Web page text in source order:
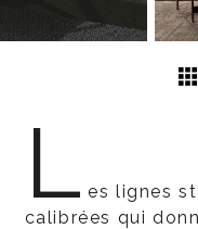
L es lignes
calibrées qui